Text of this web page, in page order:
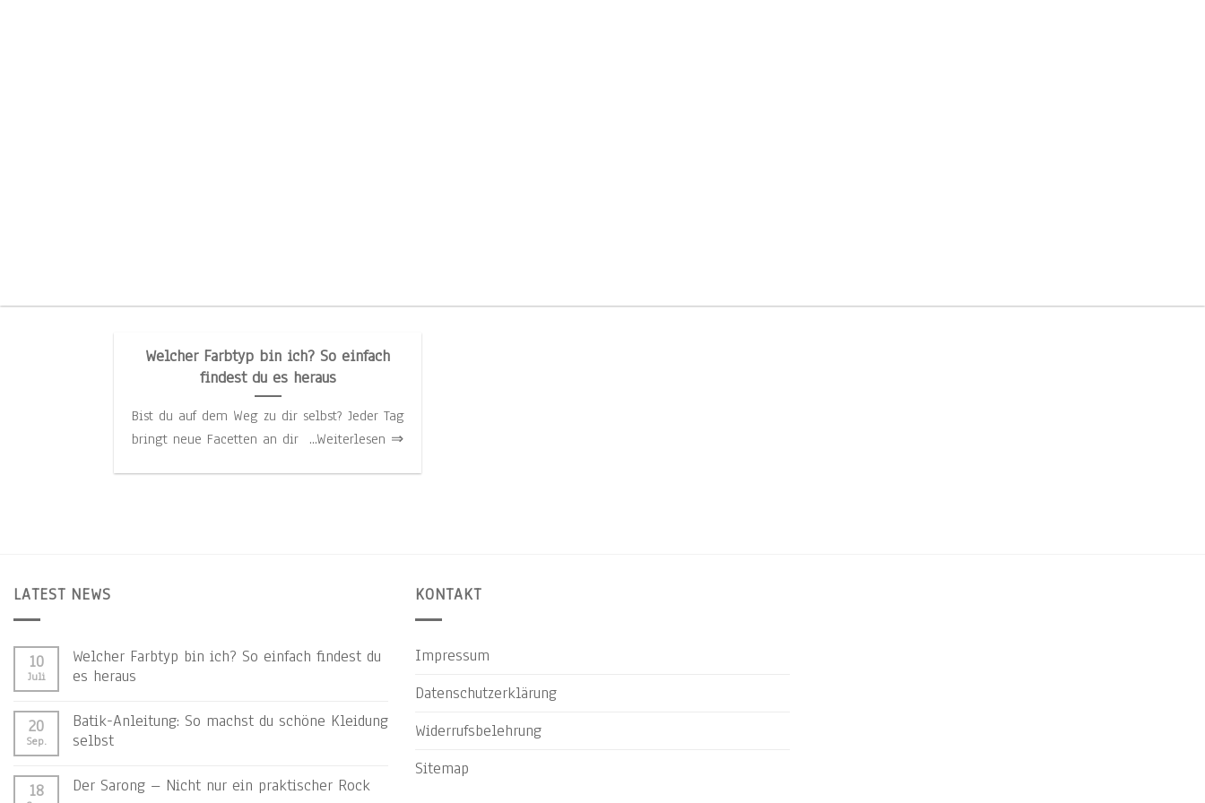
Welcher Farbtyp bin ich? So einfach
findest du es heraus
Bist du auf dem Weg zu dir selbst? Jeder Tag
bringt neue Facetten an dir ...Weiterlesen ⇒
LATEST NEWS
10
Juli
Welcher Farbtyp bin ich? So einfach findest du
es heraus
20
Sep.
Batik-Anleitung: So machst du schöne Kleidung
selbst
18 Der Sarong – Nicht nur ein praktischer Rock
KONTAKT
Impressum
Datenschutzerklärung
Widerrufsbelehrung
Sitemap